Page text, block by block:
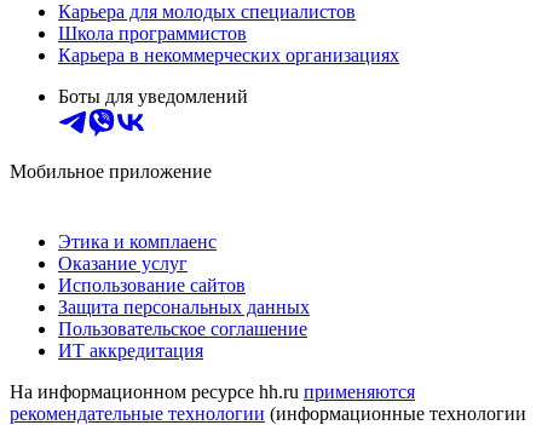
Карьера для молодых специалистов
Школа программистов
Карьера в некоммерческих организациях
Боты для уведомлений
Мобильное приложение
Этика и комплаенс
Оказание услуг
Использование сайтов
Защита персональных данных
Пользовательское соглашение
ИТ аккредитация
На информационном ресурсе hh.ru применяются
рекомендательные технологии (информационные технологии